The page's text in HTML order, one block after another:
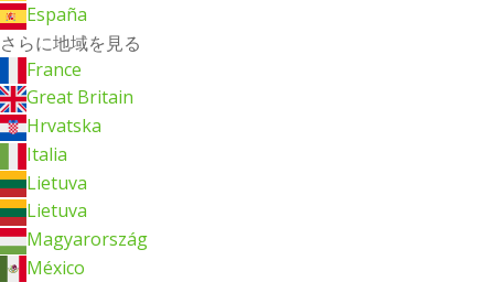
España
さらに地域を見る
France
Great Britain
Hrvatska
Italia
Lietuva
Lietuva
Magyarország
México